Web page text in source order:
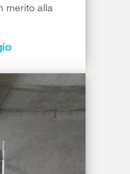
merito alla